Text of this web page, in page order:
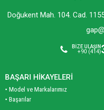
Doğukent Mah. 104. Cad.
BİZE ULAŞIN
+90 (414)
BAŞARI HİKAYELERİ
• Model ve Markalarımız
• Başarılar